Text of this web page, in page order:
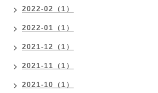
2022-02（1）
2022-01（1）
2021-12（1）
2021-11（1）
2021-10（1）